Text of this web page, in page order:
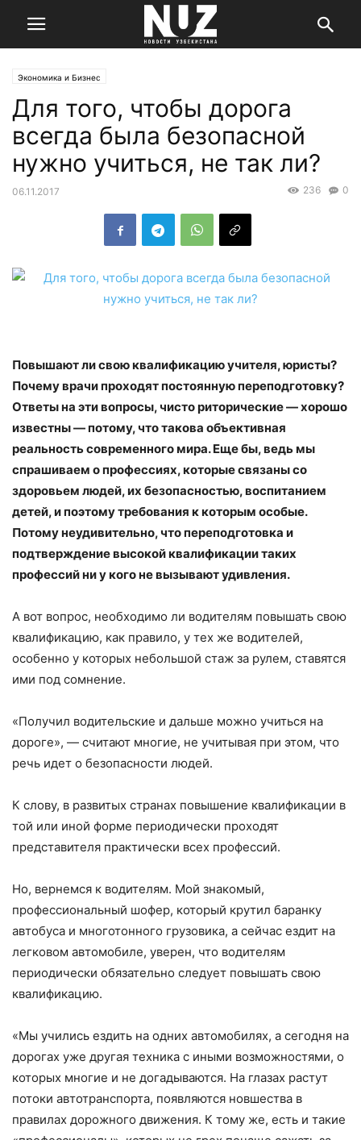
Экономика и Бизнес
Для того, чтобы дорога
всегда была безопасной
нужно учиться, не так ли?
06.11.2017 0
236
Повышают ли свою квалификацию учителя, юристы?
Почему врачи проходят постоянную переподготовку?
Ответы на эти вопросы, чисто риторические — хорошо
известны — потому, что такова объективная
реальность современного мира. Еще бы, ведь мы
спрашиваем о профессиях, которые связаны со
здоровьем людей, их безопасностью, воспитанием
детей, и поэтому требования к которым особые.
Потому неудивительно, что переподготовка и
подтверждение высокой квалификации таких
профессий ни у кого не вызывают удивления.
А вот вопрос, необходимо ли водителям повышать свою
квалификацию, как правило, у тех же водителей,
особенно у которых небольшой стаж за рулем, ставятся
ими под сомнение.
«Получил водительские и дальше можно учиться на
дороге», — считают многие, не учитывая при этом, что
речь идет о безопасности людей.
К слову, в развитых странах повышение квалификации в
той или иной форме периодически проходят
представителя практически всех профессий.
Но, вернемся к водителям. Мой знакомый,
профессиональный шофер, который крутил баранку
автобуса и многотонного грузовика, а сейчас ездит на
легковом автомобиле, уверен, что водителям
периодически обязательно следует повышать свою
квалификацию.
«Мы учились ездить на одних автомобилях, а сегодня на
дорогах уже другая техника с иными возможностями, о
которых многие и не догадываются. На глазах растут
потоки автотранспорта, появляются новшества в
правилах дорожного движения. К тому же, есть и такие